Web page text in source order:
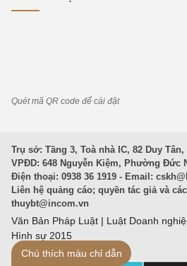
Quét mã QR code để cài đặt
Trụ sở: Tầng 3, Toà nhà IC, 82 Duy Tân,
VPĐD: 648 Nguyễn Kiệm, Phường Đức
Điện thoại: 0938 36 1919 - Email:
Liên hệ quảng cáo; quyền tác giả và
thuybt@incom.vn
Văn Bản Pháp Luật | Luật Doanh
Hình sự 2015
Chú thích màu chỉ dẫn